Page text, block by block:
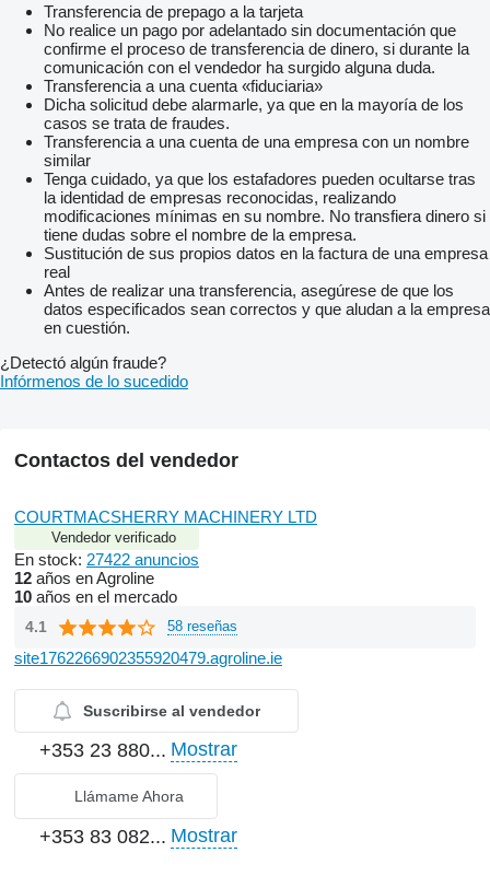
Transferencia de prepago a la tarjeta
No realice un pago por adelantado sin documentación que
confirme el proceso de transferencia de dinero, si durante la
comunicación con el vendedor ha surgido alguna duda.
Transferencia a una cuenta «fiduciaria»
Dicha solicitud debe alarmarle, ya que en la mayoría de los
casos se trata de fraudes.
Transferencia a una cuenta de una empresa con un nombre
similar
Tenga cuidado, ya que los estafadores pueden ocultarse tras
la identidad de empresas reconocidas, realizando
modificaciones mínimas en su nombre. No transfiera dinero si
tiene dudas sobre el nombre de la empresa.
Sustitución de sus propios datos en la factura de una empresa
real
Antes de realizar una transferencia, asegúrese de que los
datos especificados sean correctos y que aludan a la empresa
en cuestión.
¿Detectó algún fraude?
Infórmenos de lo sucedido
Contactos del vendedor
COURTMACSHERRY MACHINERY LTD
Vendedor verificado
En stock: 27422 anuncios
12 años en Agroline
10 años en el mercado
4.1 58 reseñas
site1762266902355920479.agroline.ie
Suscribirse al vendedor
+353 23 880... Mostrar
Llámame Ahora
+353 83 082... Mostrar